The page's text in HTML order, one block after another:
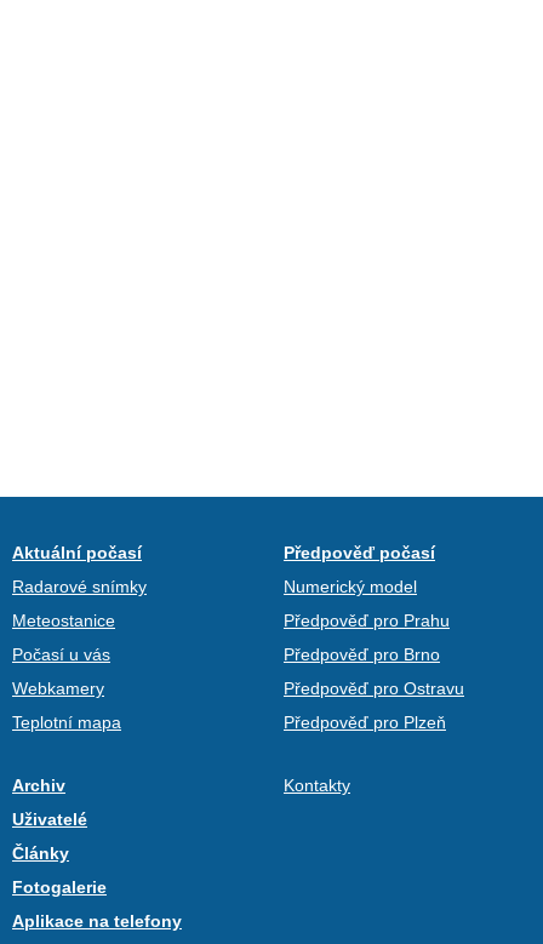
Aktuální počasí
Radarové snímky
Meteostanice
Počasí u vás
Webkamery
Teplotní mapa
Předpověď počasí
Numerický model
Předpověď pro Prahu
Předpověď pro Brno
Předpověď pro Ostravu
Předpověď pro Plzeň
Archiv
Uživatelé
Články
Fotogalerie
Aplikace na telefony
Kontakty